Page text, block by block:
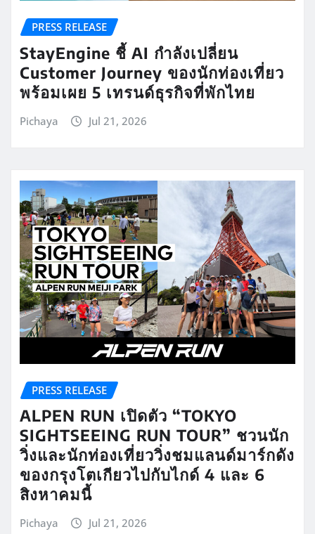
PRESS RELEASE
StayEngine ชี้ AI กำลังเปลี่ยน
Customer Journey ของนักท่องเที่ยว
พร้อมเผย 5 เทรนด์ธุรกิจที่พักไทย
Pichaya Jul 21, 2026
PRESS RELEASE
ALPEN RUN เปิดตัว “TOKYO
SIGHTSEEING RUN TOUR” ชวนนัก
วิ่งและนักท่องเที่ยววิ่งชมแลนด์มาร์กดัง
ของกรุงโตเกียวไปกับไกด์ 4 และ 6
สิงหาคมนี้
Pichaya Jul 21, 2026